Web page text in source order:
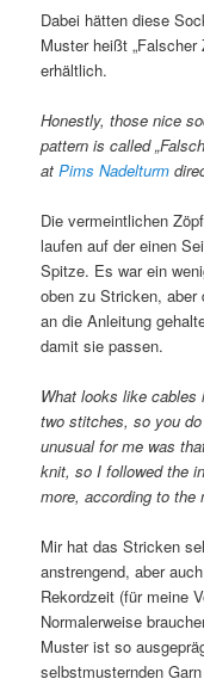
Dabei hätten diese
Muster heißt „Falscher
erhältlich.
Honestly, those nice
pattern is called
at Pims Nadelturm
Die vermeintlichen
laufen auf der einen
Spitze. Es war ein
oben zu Stricken, aber
an die Anleitung
damit sie passen.
What looks like
two stitches, so you
unusual for me was
knit, so I followed the
more, according to the
Mir hat das Stricken
anstrengend, aber
Rekordzeit (für meine
Normalerweise
Muster ist so
selbstmusternden